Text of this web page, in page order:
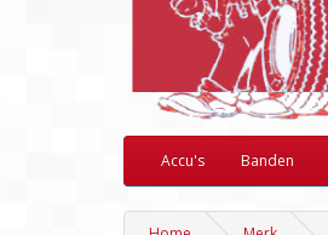
Accu's Banden